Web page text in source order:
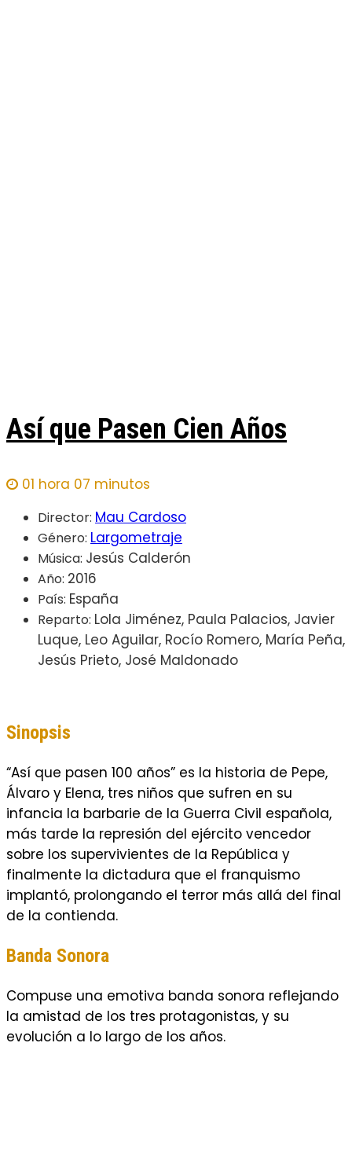
Así que Pasen Cien Años
01 hora 07 minutos
Director: Mau Cardoso
Género: Largometraje
Música: Jesús Calderón
Año: 2016
País: España
Reparto: Lola Jiménez, Paula Palacios, Javier
Luque, Leo Aguilar, Rocío Romero, María Peña,
Jesús Prieto, José Maldonado
Sinopsis
“Así que pasen 100 años” es la historia de Pepe,
Álvaro y Elena, tres niños que sufren en su
infancia la barbarie de la Guerra Civil española,
más tarde la represión del ejército vencedor
sobre los supervivientes de la República y
finalmente la dictadura que el franquismo
implantó, prolongando el terror más allá del final
de la contienda.
Banda Sonora
Compuse una emotiva banda sonora reflejando
la amistad de los tres protagonistas, y su
evolución a lo largo de los años.